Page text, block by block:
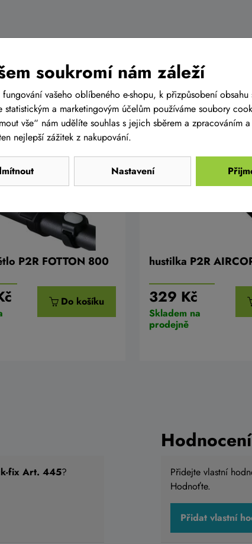
P2R FOTTON 800
Do košíku
hustilka P2R
329 Kč
Skladem na
prodejně
Brašna na řídítka
fix Art. 445?
Přidejte vlastní
Hodnoťte.
Přidat vlastní
soukromí nám záleží
fungování vašeho oblíbeného e-shopu, k přizpůsobení obsahu
statistickým a marketingovým účelům používáme soubory
vše“ nám udělíte souhlas s jejich sběrem a zpracováním
nejlepší zážitek z nakupování.
Nastavení